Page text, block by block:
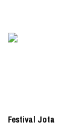
Festival Jota